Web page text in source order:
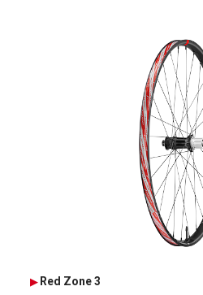
Red Zone 3